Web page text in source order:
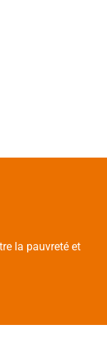
la pauvreté et